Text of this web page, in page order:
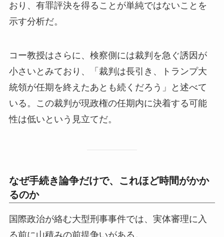
おり、有罪評決を得ることが単純ではないことを
示す分析だ。
コー教授はさらに、検察側には裁判を急ぐ誘因が
小さいとみており、「裁判は長引き、トランプ大
統領が任期を終えたあとも続くだろう」と述べて
いる。この裁判が現政権の任期内に決着する可能
性は低いという見立てだ。
なぜ手続き論争だけで、これほど時間がかか
るのか
国際政治が絡む大型刑事事件では、実体審理に入